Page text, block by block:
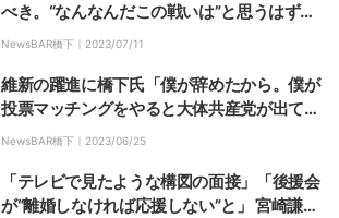
べき。“なんなんだこの戦いは”と思うはず
だ」 野口聡一氏「温暖化が地球全体をまとめ
NewsBAR橋下｜ 2023/07/11
維新の躍進に橋下氏「僕が辞めたから。僕が
投票マッチングをやると大体共産党が出てく
る（笑）」 田原氏「維新が強くなるには橋下
NewsBAR橋下｜ 2023/06/25
「テレビで見たような構図の面接」「後援会
が“離婚しなければ応援しない”と」 宮崎謙介